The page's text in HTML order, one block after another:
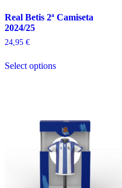
Real Betis 2ª Camiseta
2024/25
24,95 €
Select options